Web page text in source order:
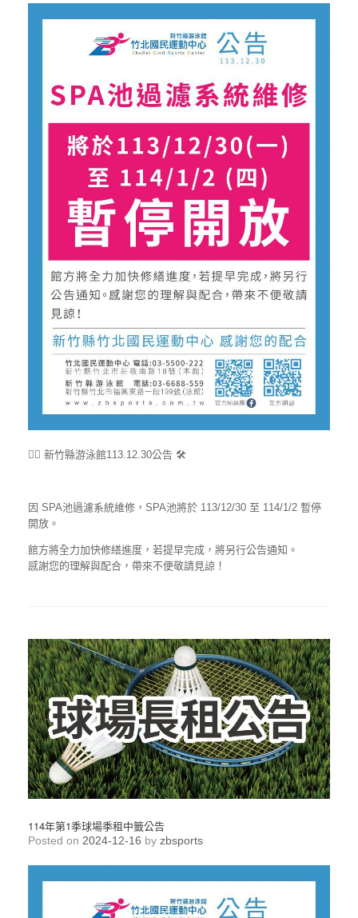
🏊‍♀️ 新竹縣游泳館113.12.30公告 🛠️
因 SPA池過濾系統維修，SPA池將於 113/12/30 至 114/1/2 暫停
開放。
館方將全力加快修繕進度，若提早完成，將另行公告通知。
感謝您的理解與配合，帶來不便敬請見諒！
114年第1季球場季租中籤公告
Posted on 2024-12-16 by zbsports